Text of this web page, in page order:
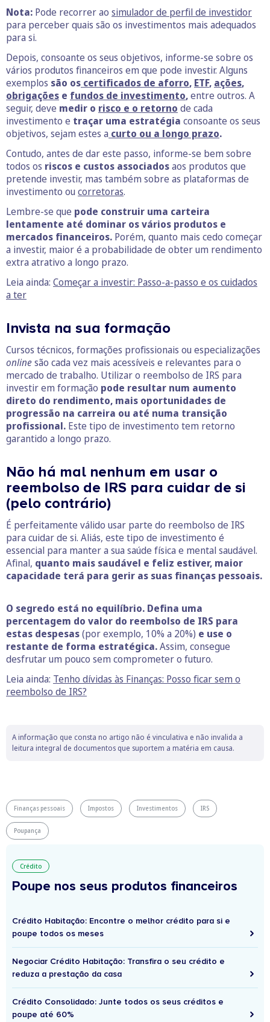
Nota: Pode recorrer ao simulador de perfil de investidor
para perceber quais são os investimentos mais adequados
para si.
Depois, consoante os seus objetivos, informe-se sobre os
vários produtos financeiros em que pode investir. Alguns
exemplos são os certificados de aforro, ETF, ações,
obrigações e fundos de investimento,entre outros. A
seguir, deve medir o risco e o retorno de cada
investimento e traçar uma estratégia consoante os seus
objetivos, sejam estes a curto ou a longo prazo.
Contudo, antes de dar este passo, informe-se bem sobre
todos os riscos e custos associadosaos produtos que
pretende investir, mas também sobre as plataformas de
investimento ou corretoras.
Lembre-se que pode construir uma carteira
lentamente até dominar os vários produtos e
mercados financeiros. Porém, quanto mais cedo começar
a investir, maior é a probabilidade de obter um rendimento
extra atrativo a longo prazo.
Leia ainda: Começar a investir: Passo-a-passo e os cuidados
a ter
Invista na sua formação
Cursos técnicos, formações profissionais ou especializações
onlinesão cada vez mais acessíveis e relevantes para o
mercado de trabalho. Utilizar o reembolso de IRS para
investir em formação pode resultar num aumento
direto do rendimento, mais oportunidades de
progressão na carreira ou até numa transição
profissional. Este tipo de investimento tem retorno
garantido a longo prazo.
Não há mal nenhum em usar o
reembolso de IRS para cuidar de si
(pelo contrário)
É perfeitamente válido usar parte do reembolso de IRS
para cuidar de si. Aliás, este tipo de investimento é
essencial para manter a sua saúde física e mental saudável.
Afinal, quanto mais saudável e feliz estiver, maior
capacidade terá para gerir as suas finanças pessoais.
O segredo está no equilíbrio. Defina uma
percentagem do valor do reembolso de IRS para
estas despesas(por exemplo, 10% a 20%) e use o
restante de forma estratégica.Assim, consegue
desfrutar um pouco sem comprometer o futuro.
Leia ainda: Tenho dívidas às Finanças: Posso ficar sem o
reembolso de IRS?
A informação que consta no artigo não é vinculativa e não invalida a
leitura integral de documentos que suportem a matéria em causa.
Finanças pessoais Impostos Investimentos IRS
Poupança
Crédito
Poupe nos seus produtos financeiros
Crédito Habitação: Encontre o melhor crédito para si e
poupe todos os meses
Negociar Crédito Habitação: Transfira o seu crédito e
reduza a prestação da casa
Crédito Consolidado: Junte todos os seus créditos e
poupe até 60%